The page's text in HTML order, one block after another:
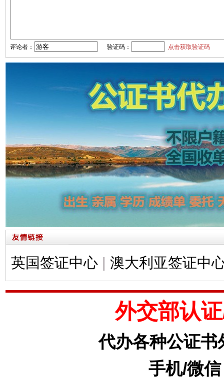
评论者： 验证码： 点击获取验证码
英国签证中心 | 澳大利亚签证中
外交部认
代办各种公证书
手机/微